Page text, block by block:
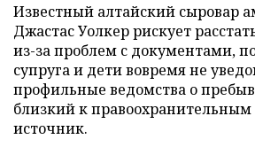
Известный алтайский сыровар
Джастас Уолкер рискует
из-за проблем с документами,
супруга и дети вовремя не
профильные ведомства о
близкий к
источник.